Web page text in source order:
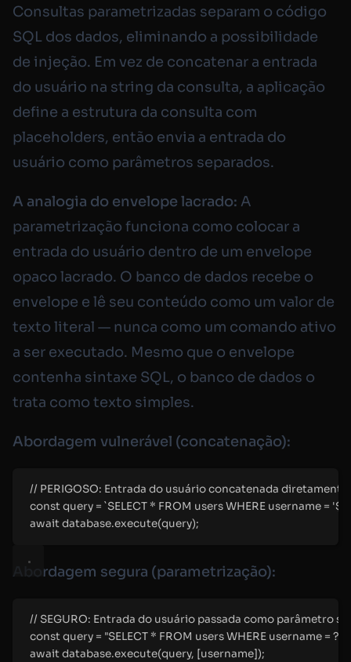
Consultas parametrizadas separam o código
SQL dos dados, eliminando a possibilidade
de injeção. Em vez de concatenar a entrada
do usuário na string da consulta, a aplicação
define a estrutura da consulta com
placeholders, então envia a entrada do
usuário como parâmetros separados.
A analogia do envelope lacrado: A
parametrização funciona como colocar a
entrada do usuário dentro de um envelope
opaco lacrado. O banco de dados recebe o
envelope e lê seu conteúdo como um valor de
texto literal — nunca como um comando ativo
a ser executado. Mesmo que o envelope
contenha sintaxe SQL, o banco de dados o
trata como texto simples.
Abordagem vulnerável (concatenação):
// PERIGOSO: Entrada do usuário concatenada
const query = `SELECT * FROM users WHERE username =
await database.execute(query);
Abordagem segura (parametrização):
// SEGURO: Entrada do usuário passada como parâmetro
const query = "SELECT * FROM users WHERE username = ?";
await database.execute(query, [username]);